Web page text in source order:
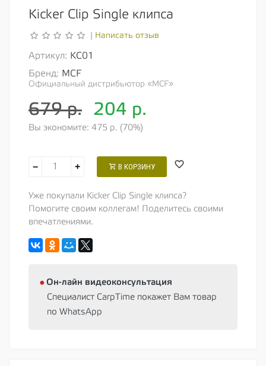
Kicker Clip Single клипса
Написать отзыв
Артикул: KC01
Бренд: MCF
Официальный дистрибьютор «MCF»
679 р. 204 р.
Вы экономите: 475 р. (70%)
− + В КОРЗИНУ
Уже покупали Kicker Clip Single клипса?
Помогите своим коллегам! Поделитесь своими
впечатлениями.
⦁ Oн-лайн видеоконсультация
Специалист CarpTime покажет Вам товар
по WhatsApp